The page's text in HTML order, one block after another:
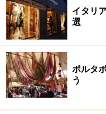
イタリ
選
ポルタ
う